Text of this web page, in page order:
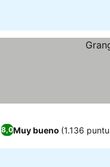
8,0Muy bueno (1.136